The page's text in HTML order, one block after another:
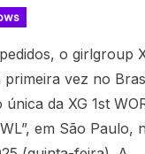
o girlgroup
primeira vez no
da XG 1st
em São Paulo,